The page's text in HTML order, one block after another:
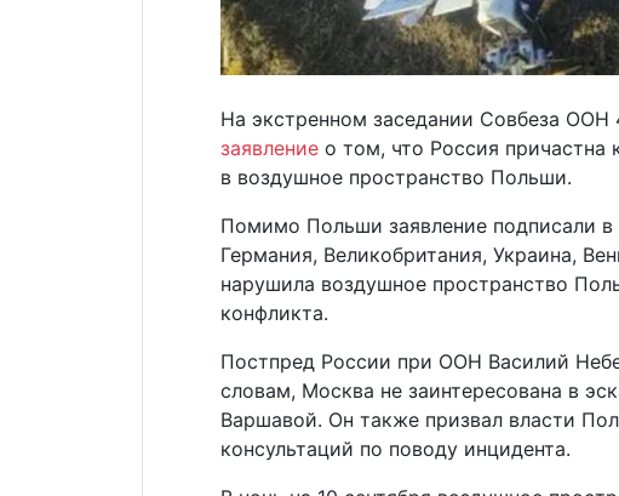
На экстренном заседании Совбеза ООН
заявление о том, что Россия причастна
в воздушное пространство Польши.
Помимо Польши заявление подписали
Германия, Великобритания, Украина,
нарушила воздушное пространство
конфликта.
Постпред России при ООН Василий
словам, Москва не заинтересована в
Варшавой. Он также призвал власти
консультаций по поводу инцидента.